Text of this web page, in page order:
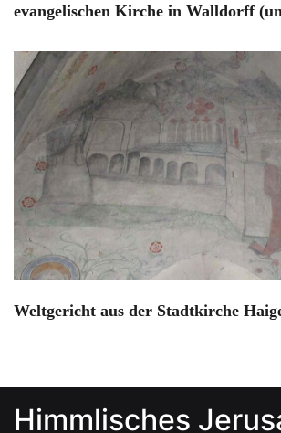
evangelischen Kirche in Walldorff
Weltgericht aus der Stadtkirche
Himmlisches